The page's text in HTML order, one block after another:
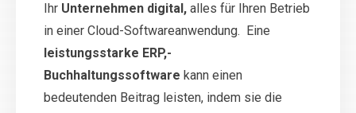
Ihr Unternehmen digital, alles für Ihren Betrieb
in einer Cloud-Softwareanwendung. Eine
leistungsstarke ERP,-
Buchhaltungssoftware kann einen
bedeutenden Beitrag leisten, indem sie die